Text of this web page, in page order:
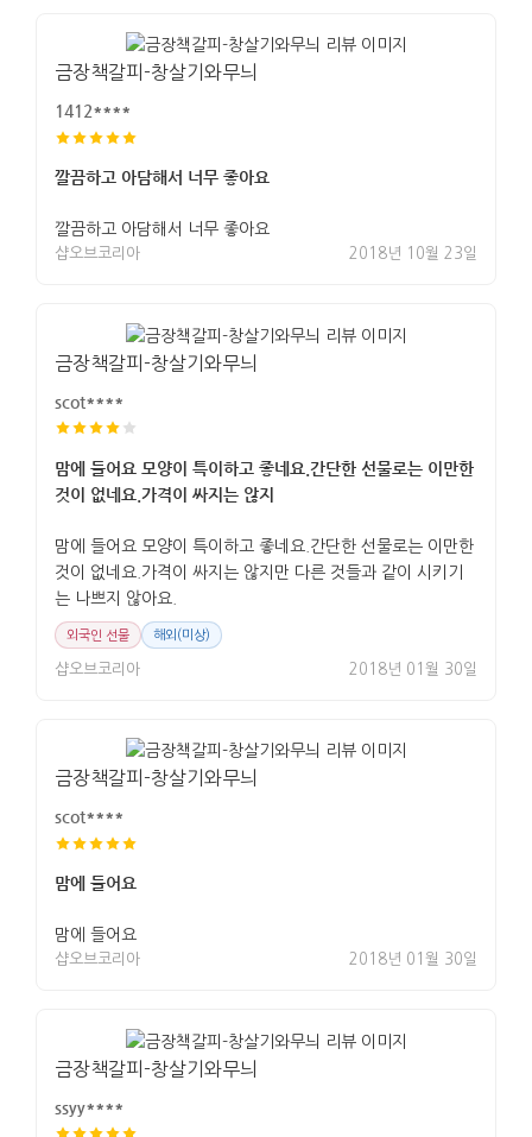
금장책갈피-창살기와무늬
1412****
깔끔하고 아담해서 너무 좋아요
깔끔하고 아담해서 너무 좋아요
샵오브코리아 2018년 10월 23일
금장책갈피-창살기와무늬
scot****
맘에 들어요 모양이 특이하고 좋네요.간단한 선물로는 이만한
것이 없네요.가격이 싸지는 않지
맘에 들어요 모양이 특이하고 좋네요.간단한 선물로는 이만한
것이 없네요.가격이 싸지는 않지만 다른 것들과 같이 시키기
는 나쁘지 않아요.
외국인 선물 해외(미상)
샵오브코리아 2018년 01월 30일
금장책갈피-창살기와무늬
scot****
맘에 들어요
맘에 들어요
샵오브코리아 2018년 01월 30일
금장책갈피-창살기와무늬
ssyy****